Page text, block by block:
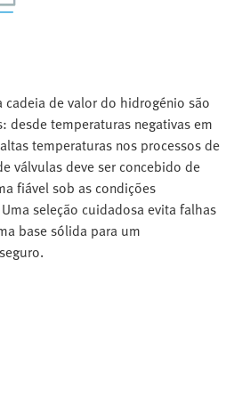
de valor do hidrogénio são
desde temperaturas negativas em
temperaturas nos processos de
válvulas deve ser concebido de
fiável sob as condições
seleção cuidadosa evita falhas
base sólida para um